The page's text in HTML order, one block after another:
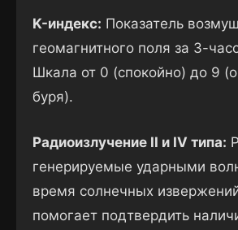
K-индекс: Показатель
геомагнитного поля за 3-
Шкала от 0 (спокойно) до 9
буря).
Радиоизлучение II и IV типа:
генерируемые ударными
время солнечных
помогает подтвердить